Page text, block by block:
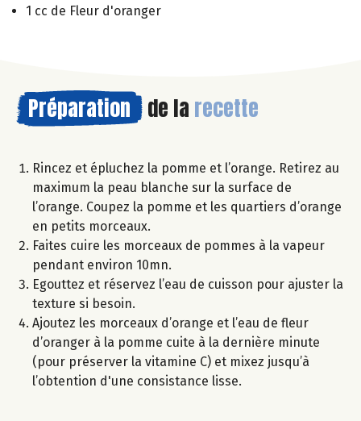
1 cc de Fleur d'oranger
Préparation de la recette
Rincez et épluchez la pomme et l’orange. Retirez au
maximum la peau blanche sur la surface de
l’orange. Coupez la pomme et les quartiers d’orange
en petits morceaux.
Faites cuire les morceaux de pommes à la vapeur
pendant environ 10mn.
Egouttez et réservez l’eau de cuisson pour ajuster la
texture si besoin.
Ajoutez les morceaux d’orange et l’eau de fleur
d’oranger à la pomme cuite à la dernière minute
(pour préserver la vitamine C) et mixez jusqu’à
l’obtention d'une consistance lisse.